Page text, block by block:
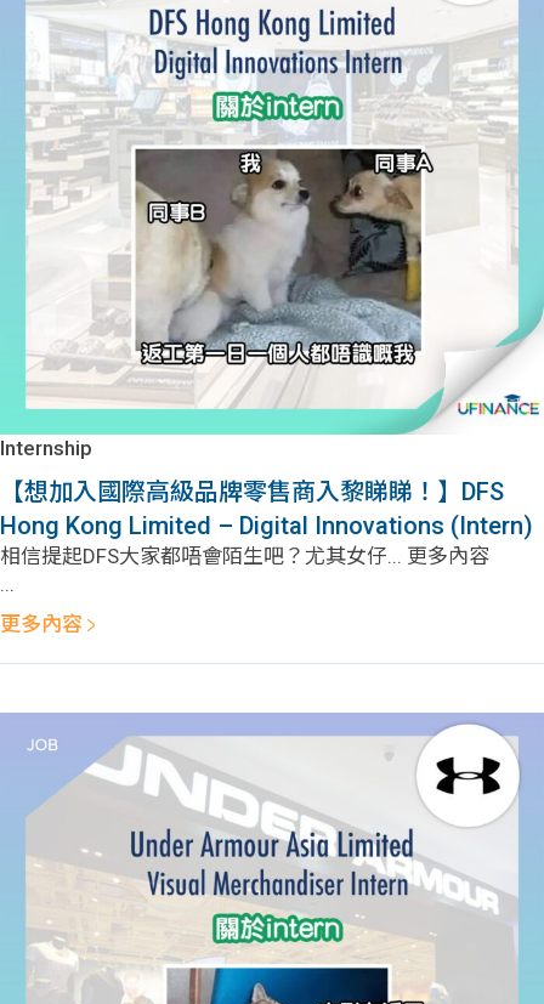
機
網上
私人
貸款
貸款
計數
機
de
校園
Gui
de
理財
Gui
de
學生
貸款
101
Internship
【想加入國際高級品牌零售商入黎睇睇！】DFS
Hong Kong Limited – Digital Innovations (Intern)
相信提起DFS大家都唔會陌生吧？尤其女仔... 更多內容
...
更多內容